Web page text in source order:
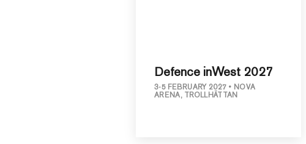
Defence inWest 2027
3-5 FEBRUARY 2027
NOVA
ARENA, TROLLHÄTTAN